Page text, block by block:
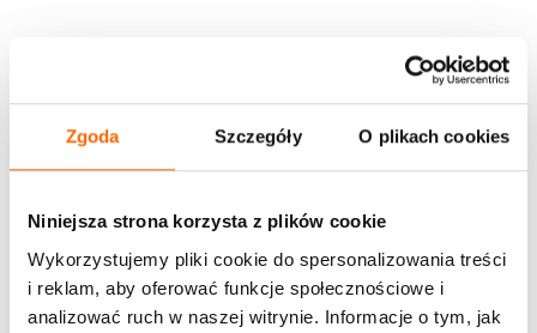
Zgoda Szczegóły O plikach cookies
Niniejsza strona korzysta z plików cookie
Wykorzystujemy pliki cookie do spersonalizowania treści
i reklam, aby oferować funkcje społecznościowe i
analizować ruch w naszej witrynie. Informacje o tym, jak
Porozmawiajmy
każdym razem wnikliwie analizujemy sytuację
i dopasowujemy rozwiązania tak, aby odpowiadały na
potrzeby Twojego biznesu. Metody dobierane są po
wcześniejszym ustaleniu potrzeb